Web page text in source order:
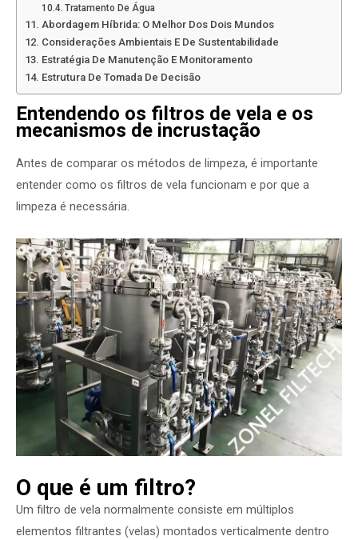
Tratamento De Água
Abordagem Híbrida: O Melhor Dos Dois Mundos
Considerações Ambientais E De Sustentabilidade
Estratégia De Manutenção E Monitoramento
Estrutura De Tomada De Decisão
Entendendo os filtros de vela e os
mecanismos de incrustação
Antes de comparar os métodos de limpeza, é importante
entender como os filtros de vela funcionam e por que a
limpeza é necessária.
O que é um filtro?
Um filtro de vela normalmente consiste em múltiplos
elementos filtrantes (velas) montados verticalmente dentro